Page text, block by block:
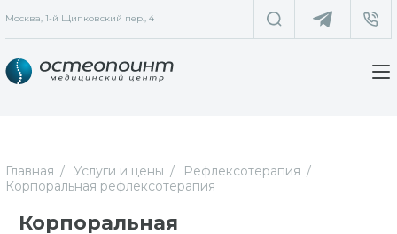
Москва, 1-й Щипковский пер., 4
Главная Услуги и цены
Рефлексотерапия
Корпоральная рефлексотерапия
Корпоральная